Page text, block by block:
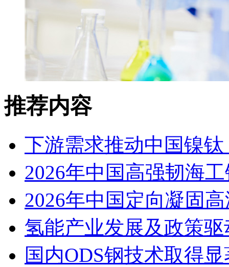
推荐内容
下游需求推动中国镍
2026年中国高强韧海
2026年中国定向凝固
氢能产业发展及政策
国内ODS钢技术取得